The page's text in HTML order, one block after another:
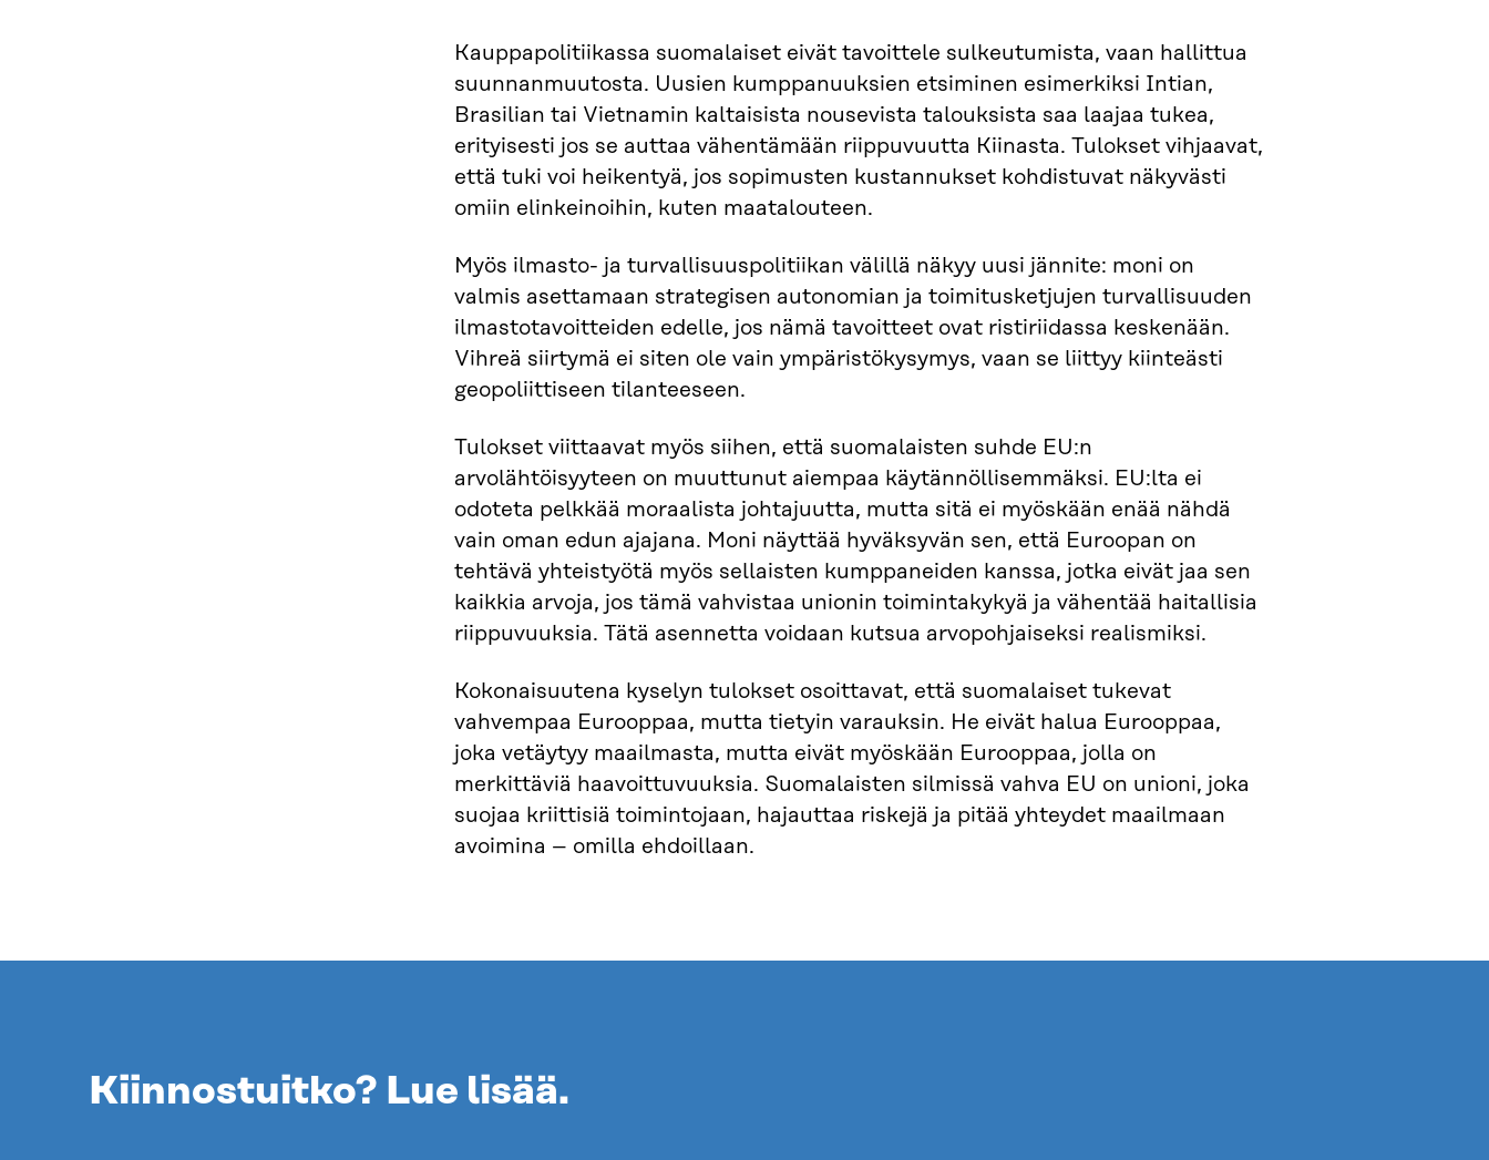
Kauppapolitiikassa suomalaiset eivät tavoittele sulkeutumista, vaan hallittua
suunnanmuutosta. Uusien kumppanuuksien etsiminen esimerkiksi Intian,
Brasilian tai Vietnamin kaltaisista nousevista talouksista saa laajaa tukea,
erityisesti jos se auttaa vähentämään riippuvuutta Kiinasta. Tulokset vihjaavat,
että tuki voi heikentyä, jos sopimusten kustannukset kohdistuvat näkyvästi
omiin elinkeinoihin, kuten maatalouteen.
Myös ilmasto- ja turvallisuuspolitiikan välillä näkyy uusi jännite: moni on
valmis asettamaan strategisen autonomian ja toimitusketjujen turvallisuuden
ilmastotavoitteiden edelle, jos nämä tavoitteet ovat ristiriidassa keskenään.
Vihreä siirtymä ei siten ole vain ympäristökysymys, vaan se liittyy kiinteästi
geopoliittiseen tilanteeseen.
Tulokset viittaavat myös siihen, että suomalaisten suhde EU:n
arvolähtöisyyteen on muuttunut aiempaa käytännöllisemmäksi. EU:lta ei
odoteta pelkkää moraalista johtajuutta, mutta sitä ei myöskään enää nähdä
vain oman edun ajajana. Moni näyttää hyväksyvän sen, että Euroopan on
tehtävä yhteistyötä myös sellaisten kumppaneiden kanssa, jotka eivät jaa sen
kaikkia arvoja, jos tämä vahvistaa unionin toimintakykyä ja vähentää haitallisia
riippuvuuksia. Tätä asennetta voidaan kutsua arvopohjaiseksi realismiksi.
Kokonaisuutena kyselyn tulokset osoittavat, että suomalaiset tukevat
vahvempaa Eurooppaa, mutta tietyin varauksin. He eivät halua Eurooppaa,
joka vetäytyy maailmasta, mutta eivät myöskään Eurooppaa, jolla on
merkittäviä haavoittuvuuksia. Suomalaisten silmissä vahva EU on unioni, joka
suojaa kriittisiä toimintojaan, hajauttaa riskejä ja pitää yhteydet maailmaan
avoimina – omilla ehdoillaan.
Kiinnostuitko? Lue lisää.